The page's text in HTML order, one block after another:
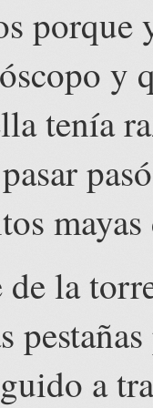
porque
y
tenía
mayas
la
a